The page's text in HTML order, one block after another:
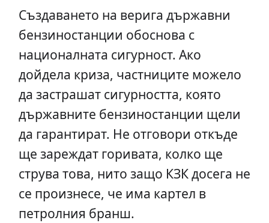
Създаването на верига държавни
бензиностанции обоснова с
националната сигурност. Ако
дойдела криза, частниците можело
да застрашат сигурността, която
държавните бензиностанции щели
да гарантират. Не отговори откъде
ще зареждат горивата, колко ще
струва това, нито защо КЗК досега не
се произнесе, че има картел в
петролния бранш.